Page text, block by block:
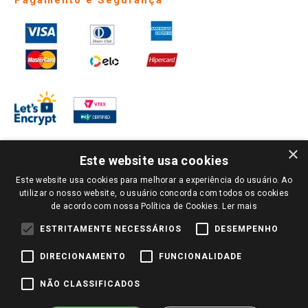
PARA VER OS PREÇOS DA SUA REGIÃO, FAÇA LOGIN E SELECIONE A LOJA DE
SUA PREFERÊNCIA. SOMENTE APÓS O LOGIN, OS PREÇOS DA SUA REGIÃO OU
LOJA SERÃO CARREGADOS.
TODOS OS PREÇOS E CONDIÇÕES COMERCIAIS DESTE SITE SÃO VÁLIDOS APENAS
PARA COMPRAS REALIZADAS NO GIASSI.COM.BR E NA LOJA SELECIONADA
PREÇOS PARA AS VENDAS ONLINE DIVULGADOS NO SITE PREVALECEM ANTE
COMUNICAÇÃO E SITES DE BUSCAS.
2022 COPYRIGHT - GIASSI SUPERMERCADOS. TODOS OS DIREITOS RESERVADOS.
×
Este website usa cookies
Este website usa cookies para melhorar a experiência do usuário. Ao
utilizar o nosso website, o usuário concorda com todos os cookies
de acordo com nossa Política de Cookies. Ler mais
ESTRITAMENTE NECESSÁRIOS DESEMPENHO
DIRECIONAMENTO FUNCIONALIDADE
NÃO CLASSIFICADOS